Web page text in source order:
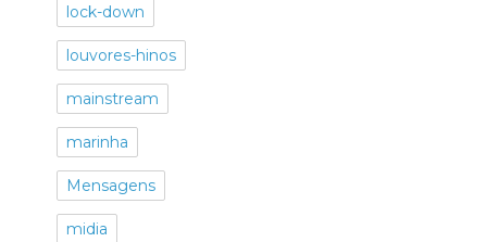
lock-down
louvores-hinos
mainstream
marinha
Mensagens
midia